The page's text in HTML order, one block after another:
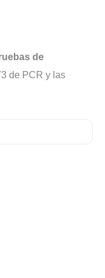
de
de PCR y las